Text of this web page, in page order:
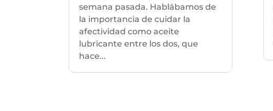
semana pasada. Hablábamos de
la importancia de cuidar la
afectividad como aceite
lubricante entre los dos, que
hace...